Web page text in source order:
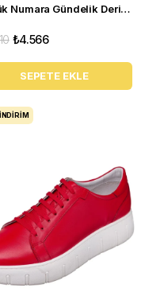
Büyük Numara Gündelik Deri Spor Ayakkabı - YMR141 Antrasit
₺4.566
SEPETE EKLE
İNDIRIM